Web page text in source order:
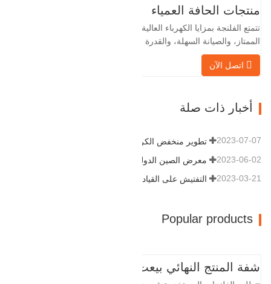
السنوي للمطروقات 30,000 طن. بشكل
رئيسي في السيارات والآلات الهيدروليكية
وتوليد طاقة الرياح وقطع…
منتجات الحافة العمياء
تتمتع الفلنجة بمزايا الكهرباء العالية، والختم
الممتاز، والصيانة السهلة، والقدرة على
التكيف القوية وقابلية إعادة الاستخدام، مما
يجعلها عاملاً أساسيًا وأساسيًا في نظام
الداخلي 57.76 القطر الخارجي 304.…
اتصل الآن
أخبار ذات صلة
تطوير منخفض الكربون وعالي الجودة 2023-07-07
معرض الصين الدولي للبترول 2023-06-02
التفتيش على القيادة 2023-03-21
Popular products
شفة المنتج النهائي بيعت